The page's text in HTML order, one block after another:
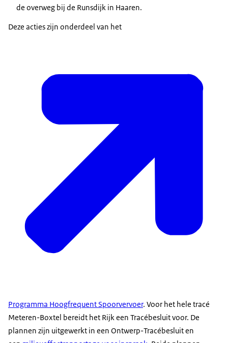
de overweg bij de Runsdijk in Haaren.
Deze acties zijn onderdeel van het
Programma Hoogfrequent Spoorvervoer. Voor het hele tracé
Meteren-Boxtel bereidt het Rijk een Tracébesluit voor. De
plannen zijn uitgewerkt in een Ontwerp-Tracébesluit en